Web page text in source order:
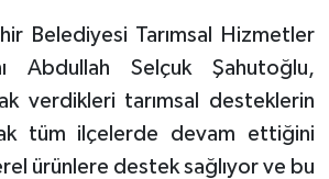
Belediyesi Tarımsal Hizmetler
Abdullah Selçuk Şahutoğlu,
verdikleri tarımsal desteklerin
tüm ilçelerde devam ettiğini
ürünlere destek sağlıyor ve bu